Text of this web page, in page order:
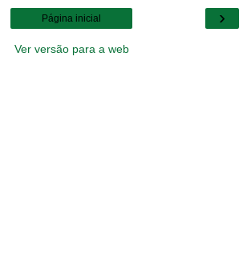
›
Página inicial
Ver versão para a web